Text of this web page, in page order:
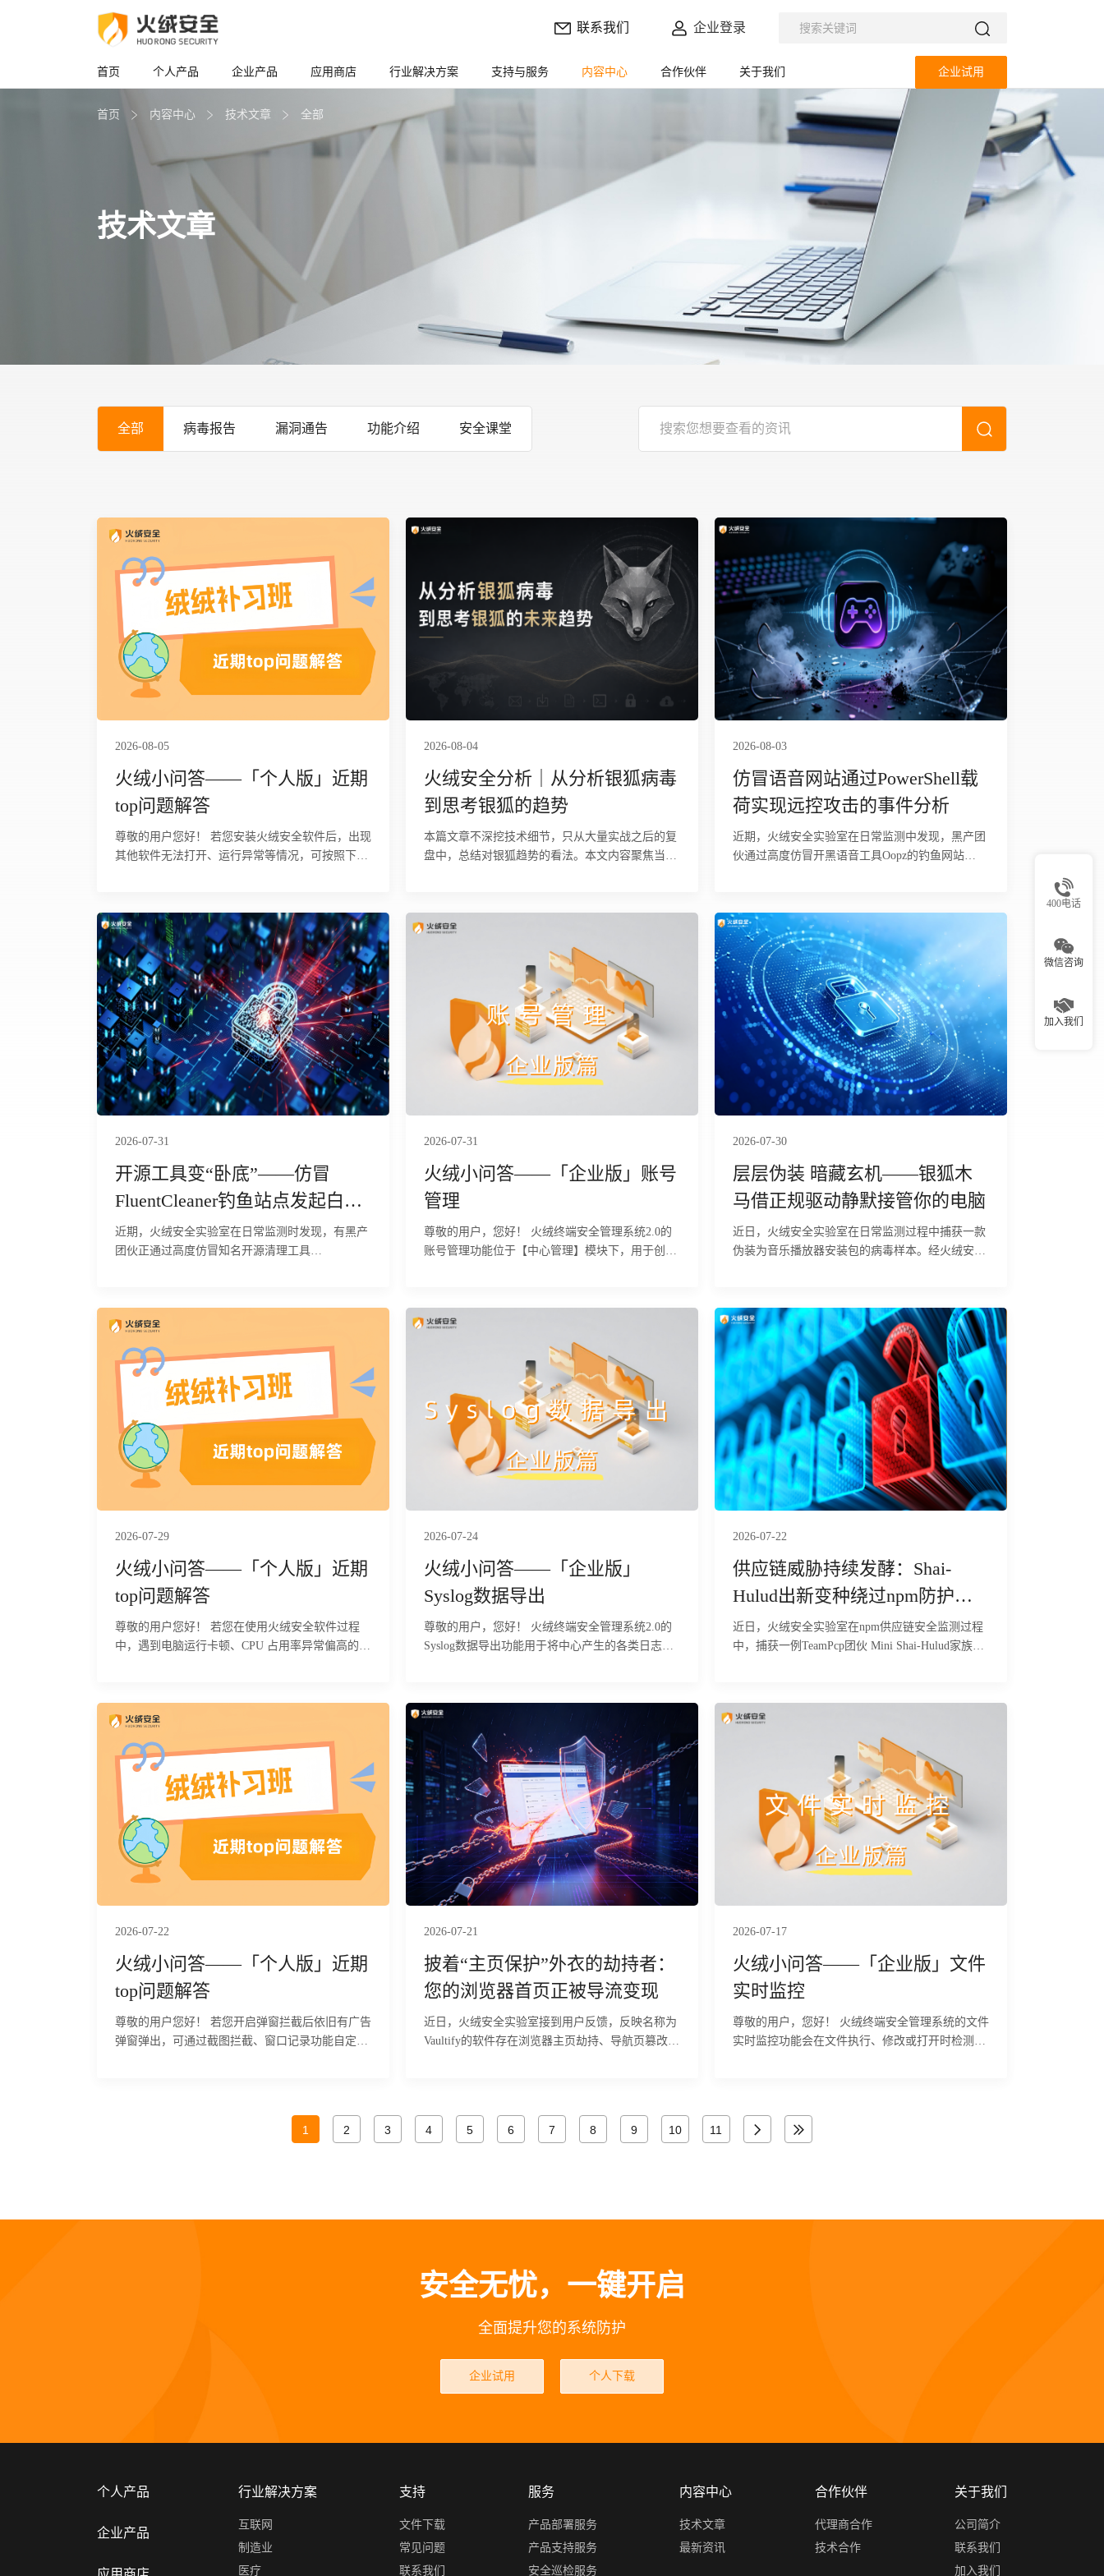
联系我们 企业登录
首页 个人产品 企业产品 应用商店 行业解决方案 支持与服务 内容中心 合作伙伴 关于我们 企业试用
400电话
微信咨询
加入我们
技术文章
首页 内容中心 技术文章 全部
全部 病毒报告 漏洞通告 功能介绍 安全课堂
2026-08-05
火绒小问答——「个人版」近期
top问题解答
尊敬的用户您好！ 若您安装火绒安全软件后，出现
其他软件无法打开、运行异常等情况，可按照下述
2026-08-04
火绒安全分析｜从分析银狐病毒
到思考银狐的趋势
本篇文章不深挖技术细节，只从大量实战之后的复
盘中，总结对银狐趋势的看法。本文内容聚焦当
手搓，杜绝AI口水话。
2026-08-03
仿冒语音网站通过PowerShell载
荷实现远控攻击的事件分析
近期，火绒安全实验室在日常监测中发现，黑产团
伙通过高度仿冒开黑语音工具Oopz的钓鱼网站
语音工具的用户信任进行伪装，欺骗性极强，对经
常下载语音、加速器、辅助工具的玩家群体威胁较
大。攻击者诱导用户在本机执行恶意指令，从远端
下载恶意MSI安装包并以静默方式安装至用户目
录，全程无安装窗口或报错提示，受害者难以察
觉。木马植入后，释放多个组件，通过多阶段加
载、隐藏执行，并借助带数字签名的合法程序作为
掩护，最终在内存中启动远控木马，可被远程操
控，并存在窃取浏览器登录态、游戏账号及加密货
币钱包等敏感数据的风险。目前，火绒安全产品已
经实现对该行为的拦截与查杀。
2026-07-31
开源工具变“卧底”——仿冒
FluentCleaner钓鱼站点发起白加
黑窃密攻击
近期，火绒安全实验室在日常监测时发现，有黑产
团伙正通过高度仿冒知名开源清理工具
攻击。经研判，该攻击依托正规软件的口碑进行伪
装，欺骗性极强。攻击者利用.NET Framework自带
系统工具ServiceModelReg.exe作为劫持目标进程，
通过进程镂空技术注入恶意载荷，在用户设备中隐
秘执行远程控制、浏览器数据窃取等恶意行为。本
次攻击所用C2地址隶属于Remus恶意软件家族，是
黑产常用的窃密控端通道。目前，火绒安全产品已
经实现对该行为的拦截与查杀。
2026-07-31
火绒小问答——「企业版」账号
管理
尊敬的用户，您好！ 火绒终端安全管理系统2.0的
账号管理功能位于【中心管理】模块下，用于创
功能的具体使用方法及相关注意事项。
2026-07-30
层层伪装 暗藏玄机——银狐木
马借正规驱动静默接管你的电脑
近日，火绒安全实验室在日常监测过程中捕获一款
伪装为音乐播放器安装包的病毒样本。经火绒安全
后门及实现内网中继四项核心能力。其利用经合法
签名的 Adlice TrueSight 驱动进入内核态，依据内
置的212个安全软件映像名在内核层直接终止相关
进程，规避用户态终端检测与响应（EDR）系统的
拦截；同时，通过注册表写入、创建伪装为 Edge
浏览器更新的计划任务（以 SYSTEM 权限每分钟
触发一次）以及部署 PowerShell 脚本，构建多重冗
余的持久化机制。最终释放的thumbs!Edge为功能
完备的远控后门，连接硬编码的命令与控制（C2）
服务器地址 8.218.106.149:7000，该远控内置56条
指令，覆盖下载执行、插件加载、TCP 中继、键盘
记录及破坏性清理等操作。目前，火绒安全产品已
经实现对该行为的拦截与查杀。
2026-07-29
火绒小问答——「个人版」近期
top问题解答
尊敬的用户您好！ 若您在使用火绒安全软件过程
中，遇到电脑运行卡顿、CPU 占用率异常偏高的问
2026-07-24
火绒小问答——「企业版」
Syslog数据导出
尊敬的用户，您好！ 火绒终端安全管理系统2.0的
Syslog数据导出功能用于将中心产生的各类日志通
详细介绍该功能的具体使用方法及相关注意事项：
2026-07-22
供应链威胁持续发酵：Shai-
Hulud出新变种绕过npm防护窃
密
近日，火绒安全实验室在npm供应链安全监测过程
中，捕获一例TeamPcp团伙 Mini Shai-Hulud家族后
Mini Shai-Hulud恶意样本为同一家族衍生版本，核
心攻击逻辑、窃密传播机制整体未发生改变，属于
该团伙持续迭代的供应链攻击产物。
2026-07-22
火绒小问答——「个人版」近期
top问题解答
尊敬的用户您好！ 若您开启弹窗拦截后依旧有广告
弹窗弹出，可通过截图拦截、窗口记录功能自定义
2026-07-21
披着“主页保护”外衣的劫持者：
您的浏览器首页正被导流变现
近日，火绒安全实验室接到用户反馈，反映名称为
Vaultify的软件存在浏览器主页劫持、导航页篡改等
后，软件会在系统中注册多个组件，并将相关DLL
加载到explorer.exe进程中。当用户通过桌面、开始
2026-07-17
火绒小问答——「企业版」文件
实时监控
尊敬的用户，您好！ 火绒终端安全管理系统的文件
实时监控功能会在文件执行、修改或打开时检测文
1 2 3 4 5 6 7 8 9 10 11
安全无忧，一键开启
全面提升您的系统防护
企业试用 个人下载
个人产品
企业产品
行业解决方案
互联网
制造业
医疗
支持
文件下载
常见问题
联系我们
服务
产品部署服务
产品支持服务
安全巡检服务
内容中心
技术文章
最新资讯
合作伙伴
代理商合作
技术合作
关于我们
公司简介
联系我们
加入我们